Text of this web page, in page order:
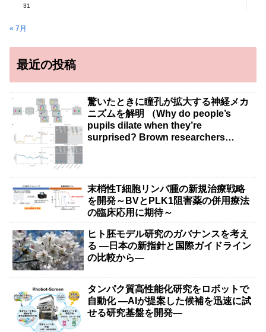
31
« 7月
最近の投稿
驚いたときに瞳孔が拡大する神経メカ
ニズムを解明 （Why do people’s
pupils dilate when they’re
surprised? Brown researchers
末梢性T細胞リンパ腫の新規治療戦略
を開発～BVとPLK1阻害薬の併用療法
の臨床応用に期待～
ヒト胚モデル研究のガバナンスを考え
る ―日本の新指針と国際ガイドライン
の比較から―
タンパク質高性能化研究をロボットで
自動化 ―AIが提案した候補を迅速に試
せる研究基盤を開発―